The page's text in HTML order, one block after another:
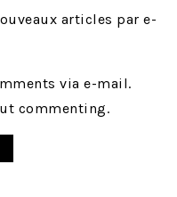
articles par e-
via e-mail.
commenting.